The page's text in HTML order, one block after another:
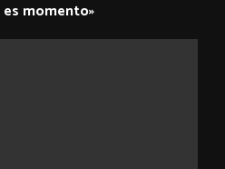
momento»